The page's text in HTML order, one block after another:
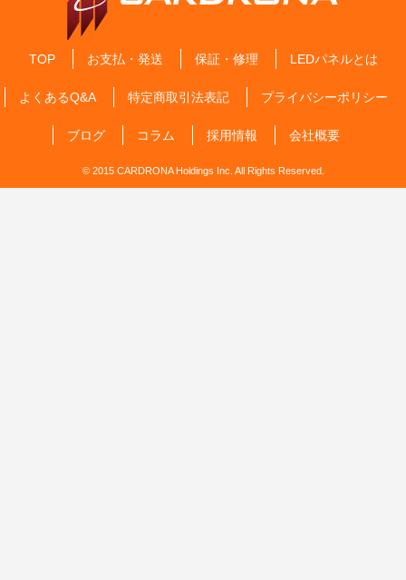
TOP お支払・発送 保証・修理 LEDパネルとは
よくあるQ&A 特定商取引法表記 プライバシーポリシー
ブログ コラム 採用情報 会社概要
© 2015 CARDRONA Holdings Inc. All Rights Reserved.